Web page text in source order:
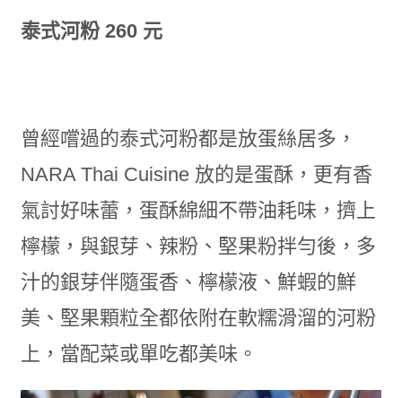
泰式河粉 260 元
曾經嚐過的泰式河粉都是放蛋絲居多，
NARA Thai Cuisine 放的是蛋酥，更有香
氣討好味蕾，蛋酥綿細不帶油耗味，擠上
檸檬，與銀芽、辣粉、堅果粉拌勻後，多
汁的銀芽伴隨蛋香、檸檬液、鮮蝦的鮮
美、堅果顆粒全都依附在軟糯滑溜的河粉
上，當配菜或單吃都美味。